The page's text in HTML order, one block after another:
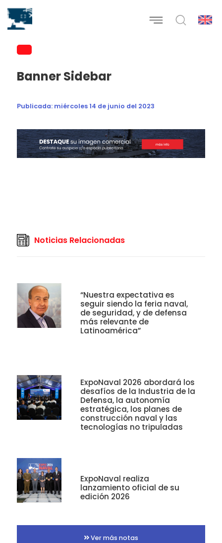
Banner Sidebar
Publicada: miércoles 14 de junio del 2023
Noticias Relacionadas
“Nuestra expectativa es
seguir siendo la feria naval,
de seguridad, y de defensa
más relevante de
Latinoamérica”
ExpoNaval 2026 abordará los
desafíos de la Industria de la
Defensa, la autonomía
estratégica, los planes de
construcción naval y las
tecnologías no tripuladas
ExpoNaval realiza
lanzamiento oficial de su
edición 2026
Ver más notas